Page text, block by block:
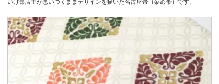
いけ部店主が思いつくままデザインを描いた名古屋帯（染め帯）です。